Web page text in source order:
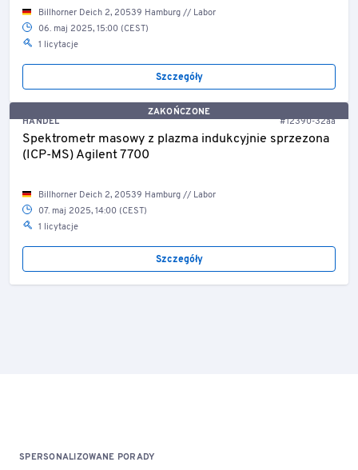
Billhorner Deich 2, 20539 Hamburg // Labor
06. maj 2025, 15:00 (CEST)
1 licytacje
Szczegóły
ZAKOŃCZONE
HANDEL
#12390-32aa
Spektrometr masowy z plazma indukcyjnie sprzezona
(ICP-MS) Agilent 7700
Billhorner Deich 2, 20539 Hamburg // Labor
07. maj 2025, 14:00 (CEST)
1 licytacje
Szczegóły
SPERSONALIZOWANE PORADY